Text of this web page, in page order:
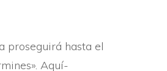
proseguirá hasta el
Aquí­